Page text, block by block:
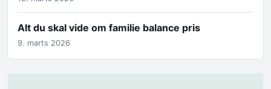
Alt du skal vide om familie balance pris
9. marts 2026